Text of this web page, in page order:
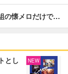
の懐メロだけで…
とし
NEW